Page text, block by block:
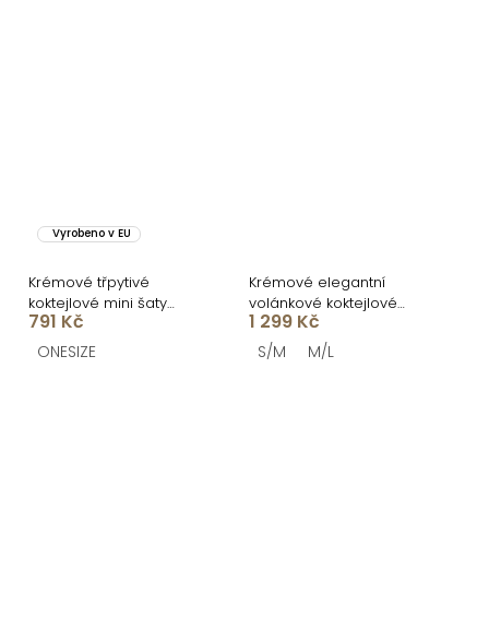
Vyrobeno v EU
Krémové třpytivé
koktejlové mini šaty
VEKOMA
791 Kč
ONESIZE
Krémové elegantní
volánkové koktejlové
šaty MAVOLIN
1 299 Kč
S/M M/L